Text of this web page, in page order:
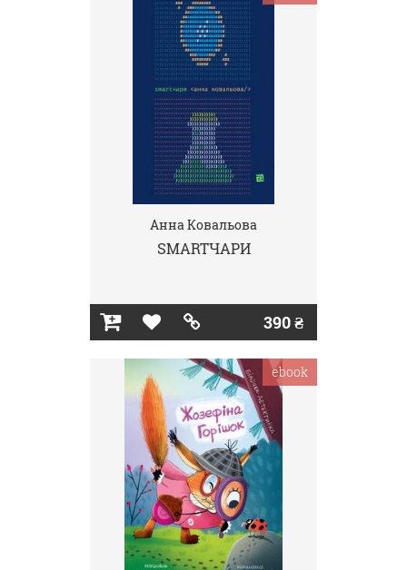
Анна Ковальова
SMARTЧАРИ
390 ₴
ebook